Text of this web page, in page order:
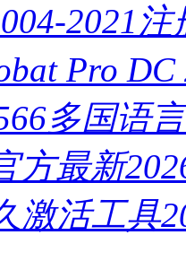
2021
Pro
多国语
方最新
激活工具